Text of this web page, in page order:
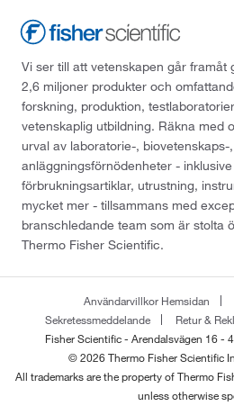
Vi ser till att vetenskapen går framåt
2,6 miljoner produkter och
forskning, produktion,
vetenskaplig utbildning. Räkna med
urval av laboratorie-,
anläggningsförnödenheter -
förbrukningsartiklar, utrustning,
mycket mer - tillsammans med
branschledande team som är stolta
Thermo Fisher Scientific.
Användarvillkor Hemsidan
Sekretessmeddelande
Retur &
Fisher Scientific - Arendalsvägen 16 -
© 2026 Thermo Fisher Scientific
All trademarks are the property of Thermo
unless otherwise